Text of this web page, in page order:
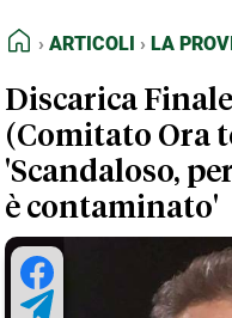
FEED RSS
NORMATIVE
TERMINI e
HOME
ARTICOLI LA
Discarica
(Comitato Ora
'Scandaloso,
è contaminato'